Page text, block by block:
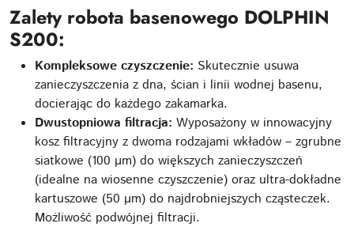
Zalety robota basenowego DOLPHIN
S200:
Kompleksowe czyszczenie: Skutecznie usuwa
zanieczyszczenia z dna, ścian i linii wodnej basenu,
docierając do każdego zakamarka.
Dwustopniowa filtracja: Wyposażony w innowacyjny
kosz filtracyjny z dwoma rodzajami wkładów – zgrubne
siatkowe (100 µm) do większych zanieczyszczeń
(idealne na wiosenne czyszczenie) oraz ultra-dokładne
kartuszowe (50 µm) do najdrobniejszych cząsteczek.
Możliwość podwójnej filtracji.